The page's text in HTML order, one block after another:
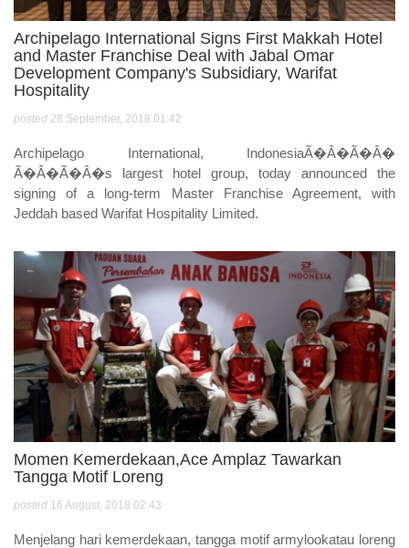
Archipelago International Signs First Makkah Hotel
and Master Franchise Deal with Jabal Omar
Development Company's Subsidiary, Warifat
Hospitality
posted 28 September, 2018 01:42
Archipelago International, IndonesiaÃ�Â�Ã�Â�
Ã�Â�Ã�Â�s largest hotel group, today announced the
signing of a long-term Master Franchise Agreement, with
Jeddah based Warifat Hospitality Limited.
Momen Kemerdekaan,Ace Amplaz Tawarkan
Tangga Motif Loreng
posted 16 August, 2018 02:43
Menjelang hari kemerdekaan, tangga motif armylookatau loreng